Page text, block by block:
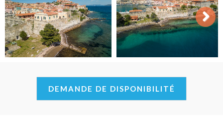
Next
DEMANDE DE DISPONIBILITÉ